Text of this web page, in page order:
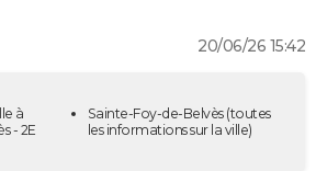
20/06/26 15:42
à
- 2E
Sainte-Foy-de-Belvès(toutes
les informations sur la ville)